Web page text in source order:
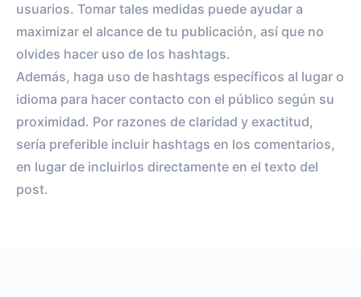
usuarios. Tomar tales medidas puede ayudar a
maximizar el alcance de tu publicación, así que no
olvides hacer uso de los hashtags.
Además, haga uso de hashtags específicos al lugar o
idioma para hacer contacto con el público según su
proximidad. Por razones de claridad y exactitud,
sería preferible incluir hashtags en los comentarios,
en lugar de incluirlos directamente en el texto del
post.